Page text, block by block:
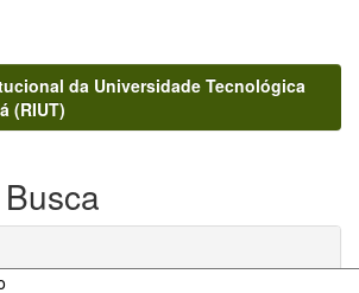
da Universidade Tecnológica
(RIUT)